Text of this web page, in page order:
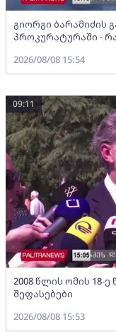
გიორგი ბარამიძის
პროკურატურაში -
2026/08/08 15:54
2008 წლის ომის
შეფასებები
09:11
2026/08/08 15:53